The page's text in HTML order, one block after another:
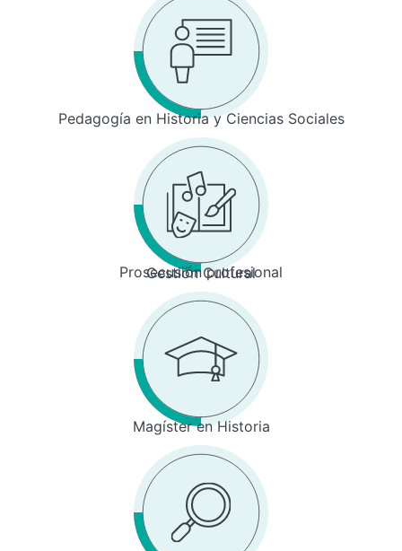
Pedagogía en Historia y Ciencias Sociales
Prosecusión profesional
Gestión Cultural
Magíster en Historia